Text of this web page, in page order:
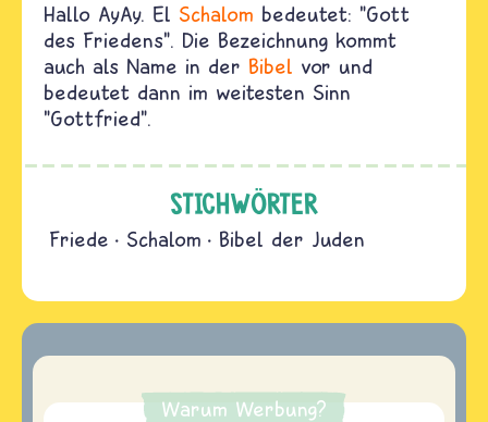
Hallo AyAy. El Schalom bedeutet: "Gott
des Friedens". Die Bezeichnung kommt
auch als Name in der Bibel vor und
bedeutet dann im weitesten Sinn
"Gottfried".
STICHWÖRTER
Friede Schalom Bibel der Juden
Warum Werbung?